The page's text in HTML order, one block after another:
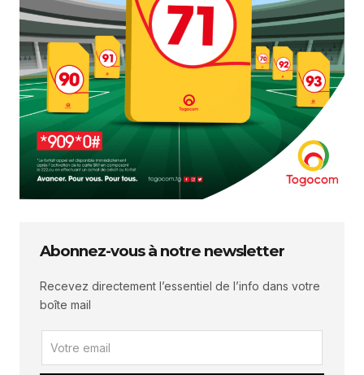
Abonnez-vous à notre newsletter
Recevez directement l’essentiel de l’info dans votre
boîte mail